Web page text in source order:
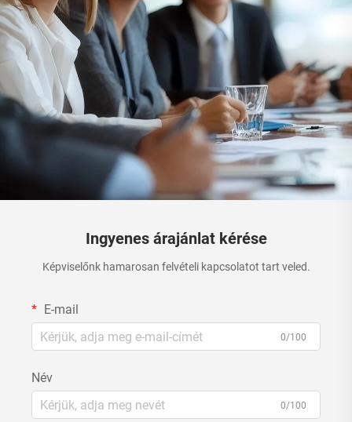
Ingyenes árajánlat kérése
Képviselőnk hamarosan felvételi kapcsolatot tart veled.
E-mail
0/100
Név
0/100